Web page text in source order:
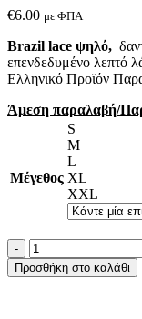
€6.00 με ΦΠΑ
Brazil lace ψηλό,
επενδεδυμένο λεπτό
Ελληνικό Προϊόν
Άμεση παραλαβή/
Μέγεθος
S
M
L
XL
XXL
AA
UNDERWEAR
Brazil
Προσθήκη στο καλάθι